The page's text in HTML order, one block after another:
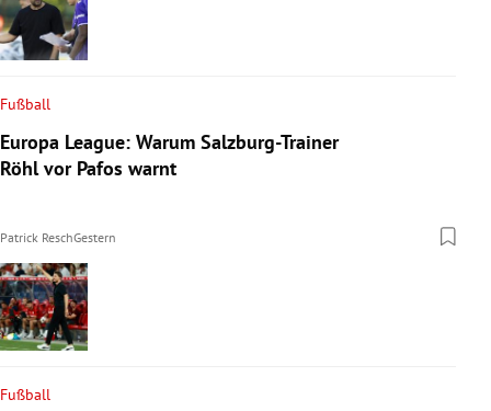
Fußball
Europa League: Warum Salzburg-Trainer
Röhl vor Pafos warnt
Patrick ReschGestern
Fußball